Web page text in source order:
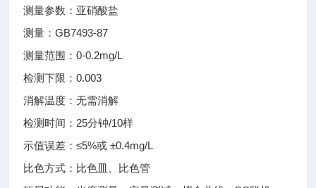
测量参数：亚硝酸盐
测量：GB7493-87
测量范围：0-0.2mg/L
检测下限：0.003
消解温度：无需消解
检测时间：25分钟/10样
示值误差：≤5%或 ±0.4mg/L
比色方式：比色皿、比色管